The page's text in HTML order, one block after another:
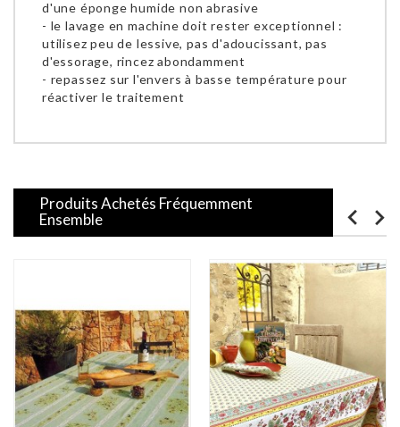
d'une éponge humide non abrasive
- le lavage en machine doit rester exceptionnel :
utilisez peu de lessive, pas d'adoucissant, pas
d'essorage, rincez abondamment
- repassez sur l'envers à basse température pour
réactiver le traitement
Produits Achetés Fréquemment
Ensemble